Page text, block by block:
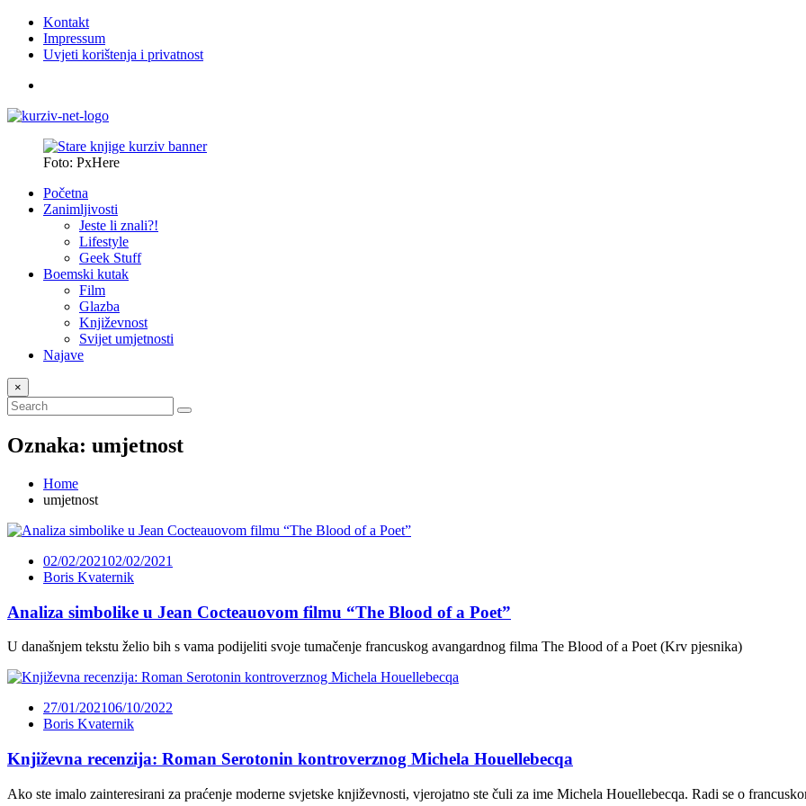
Kontakt
Impressum
Uvjeti korištenja i privatnost
Foto: PxHere
Početna
Zanimljivosti
Jeste li znali?!
Lifestyle
Geek Stuff
Boemski kutak
Film
Glazba
Književnost
Svijet umjetnosti
Najave
×
Oznaka: umjetnost
Home
umjetnost
02/02/202102/02/2021
Boris Kvaternik
Analiza simbolike u Jean Cocteauovom filmu “The Blood of a Poet”
U današnjem tekstu želio bih s vama podijeliti svoje tumačenje francuskog avangardnog filma The Blood of a Poet (Krv pjesnika)
27/01/202106/10/2022
Boris Kvaternik
Književna recenzija: Roman Serotonin kontroverznog Michela Houellebecqa
Ako ste imalo zainteresirani za praćenje moderne svjetske književnosti, vjerojatno ste čuli za ime Michela Houellebecqa. Radi se o